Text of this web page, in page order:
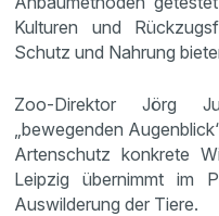
Kulturen und
Schutz und Nahrung
Zoo-Direktor Jörg
„bewegenden
Artenschutz konkrete
Leipzig übernimmt im
Auswilderung der Tiere.